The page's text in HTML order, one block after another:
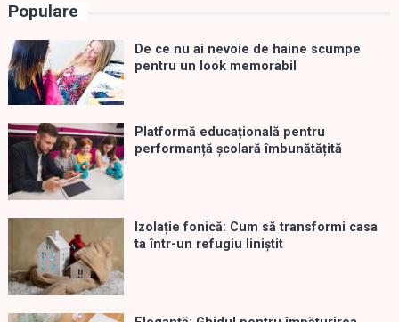
Populare
De ce nu ai nevoie de haine scumpe
pentru un look memorabil
Platformă educațională pentru
performanță școlară îmbunătățită
Izolație fonică: Cum să transformi casa
ta într-un refugiu liniștit